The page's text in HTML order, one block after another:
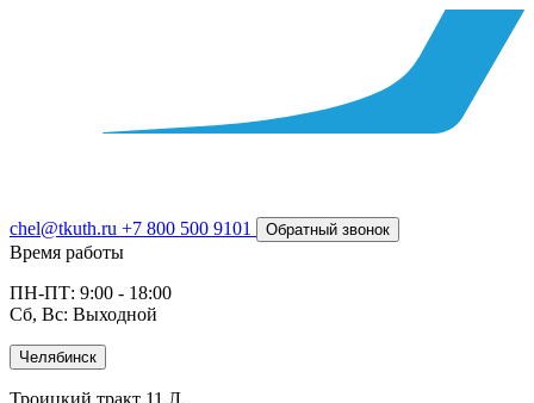
chel@tkuth.ru +7 800 500 9101 Обратный звонок
Время работы
ПН-ПТ: 9:00 - 18:00
Сб, Вс: Выходной
Челябинск